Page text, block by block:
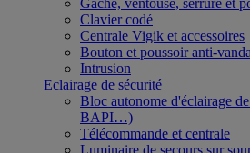
Gâche, ventouse, serrure et
Clavier codé
Centrale Vigik et accessoires
Bouton et poussoir anti-
Intrusion
Eclairage de sécurité
Bloc autonome d'éclairage
BAPI…)
Télécommande et centrale
Luminaire de secours sur